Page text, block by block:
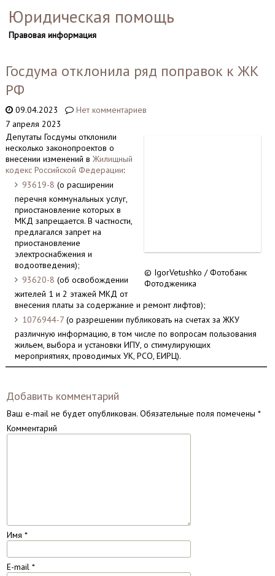
Юридическая помощь
Правовая информация
Госдума отклонила ряд поправок к ЖК
РФ
09.04.2023
Нет комментариев
7 апреля 2023
© IgorVetushko / Фотобанк
Фотодженика
Депутаты Госдумы отклонили
несколько законопроектов о
внесении изменений в Жилищный
кодекс Российской Федерации:
93619-8 (о расширении
перечня коммунальных услуг,
приостановление которых в
МКД запрещается. В частности,
предлагался запрет на
приостановление
электроснабжения и
водоотведения);
93620-8 (об освобождении
жителей 1 и 2 этажей МКД от
внесения платы за содержание и ремонт лифтов);
1076944-7(о разрешении публиковать на счетах за ЖКУ
различную информацию, в том числе по вопросам пользования
жильем, выбора и установки ИПУ, о стимулирующих
мероприятиях, проводимых УК, РСО, ЕИРЦ).
Добавить комментарий
Ваш e-mail не будет опубликован.Обязательные поля помечены *
Комментарий
Имя *
E-mail *